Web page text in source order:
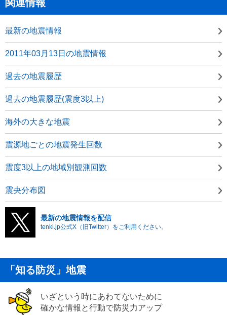
関連情報
最新の地震情報
2011年03月13日の地震情報
過去の地震履歴
過去の地震履歴(震度3以上)
海外の大きな地震
震源地ごとの地震発生回数
震度3以上の地域別観測回数
震央分布図
最新の地震情報を配信
tenki.jp公式X（旧Twitter）をご利用ください。
「知る防災」地震
いざという時にあわてないために
確かな情報と行動で防災力アップ